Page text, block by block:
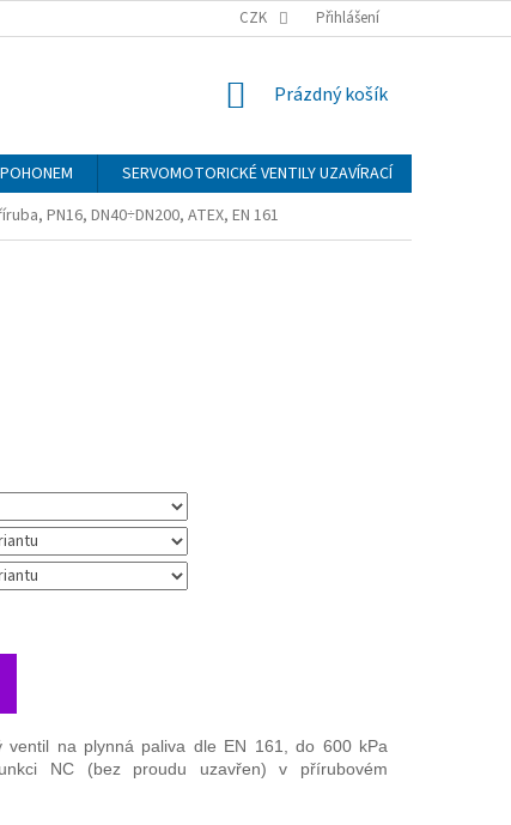
CZK Přihlášení
NÁKUPNÍ
Prázdný košík
SERVOMOTORICKÉ VENTILY UZAVÍRACÍ
PN16, DN40÷DN200, ATEX, EN 161
ventil na plynná paliva dle EN 161, do 600 kPa
NC (bez proudu uzavřen)v přírubovém